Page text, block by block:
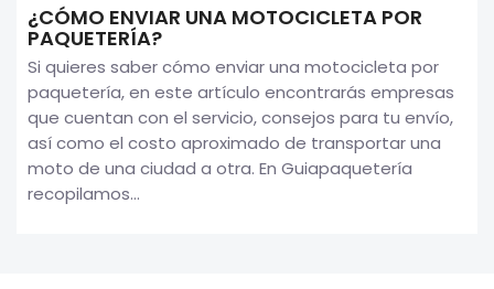
¿CÓMO ENVIAR UNA MOTOCICLETA POR
PAQUETERÍA?
Si quieres saber cómo enviar una motocicleta por
paquetería, en este artículo encontrarás empresas
que cuentan con el servicio, consejos para tu envío,
así como el costo aproximado de transportar una
moto de una ciudad a otra. En Guiapaquetería
recopilamos...